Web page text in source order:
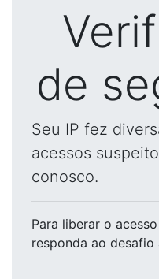
de
Seu IP fez
acessos
conosco.
Para liberar o acesso
responda ao desafio